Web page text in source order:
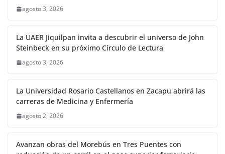
agosto 3, 2026
La UAER Jiquilpan invita a descubrir el universo de John
Steinbeck en su próximo Círculo de Lectura
agosto 3, 2026
La Universidad Rosario Castellanos en Zacapu abrirá las
carreras de Medicina y Enfermería
agosto 2, 2026
Avanzan obras del Morebús en Tres Puentes con